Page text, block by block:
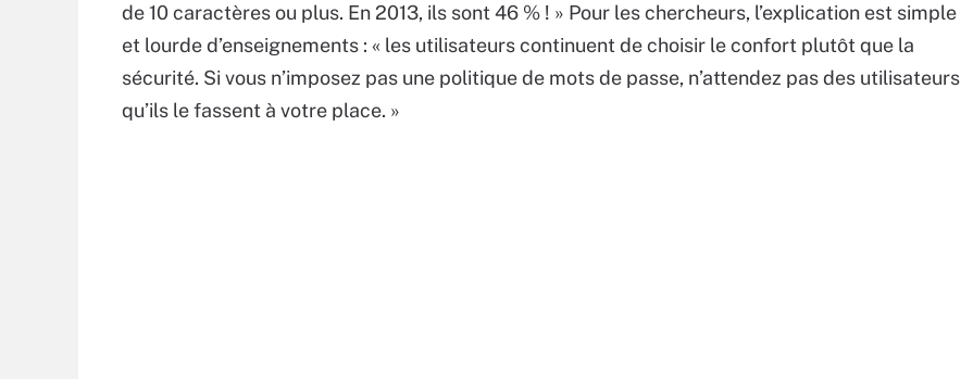
de 10 caractères ou plus. En 2013, ils sont 46 % ! » Pour les chercheurs, l’explication est simple
et lourde d’enseignements : « les utilisateurs continuent de choisir le confort plutôt que la
sécurité. Si vous n’imposez pas une politique de mots de passe, n’attendez pas des utilisateurs
qu’ils le fassent à votre place. »